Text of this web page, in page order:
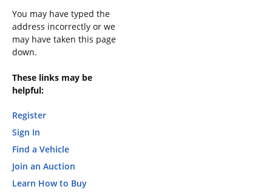
You may have typed the
address incorrectly or we
may have taken this page
down.
These links may be
helpful:
Register
Sign In
Find a Vehicle
Join an Auction
Learn How to Buy